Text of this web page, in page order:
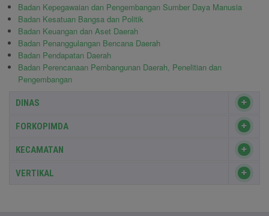
Badan Kepegawaian dan Pengembangan Sumber Daya Manusia
Badan Kesatuan Bangsa dan Politik
Badan Keuangan dan Aset Daerah
Badan Penanggulangan Bencana Daerah
Badan Pendapatan Daerah
Badan Perencanaan Pembangunan Daerah, Penelitian dan
Pengembangan
DINAS
FORKOPIMDA
KECAMATAN
VERTIKAL